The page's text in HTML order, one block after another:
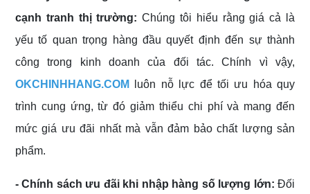
cạnh tranh thị trường:Chúng tôi hiểu rằng giá cả là
yếu tố quan trọng hàng đầu quyết định đến sự thành
công trong kinh doanh của đối tác. Chính vì vậy,
OKCHINHHANG.COM
luôn nỗ lực để tối ưu hóa quy
trình cung ứng, từ đó giảm thiểu chi phí và mang đến
mức giá ưu đãi nhất mà vẫn đảm bảo chất lượng sản
phẩm.
- Chính sách ưu đãi khi nhập hàng số lượng lớn: Đối